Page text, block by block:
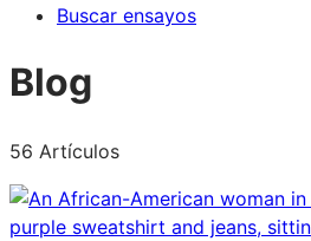
Buscar ensayos
Blog
56 Artículos